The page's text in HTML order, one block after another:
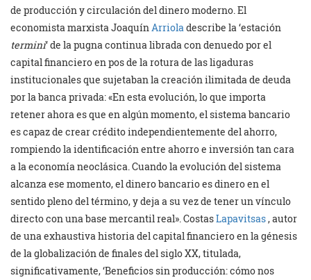
de producción y circulación del dinero moderno. El
economista marxista JoaquínArrioladescribe la ‘estación
termini‘ de la pugna continua librada con denuedo por el
capital financiero en pos de la rotura de las ligaduras
institucionales que sujetaban la creación ilimitada de deuda
por la banca privada: «En esta evolución, lo que importa
retener ahora es que en algún momento, el sistema bancario
es capaz de crear crédito independientemente del ahorro,
rompiendo la identificación entre ahorro e inversión tan cara
a la economía neoclásica. Cuando la evolución del sistema
alcanza ese momento, el dinero bancario es dinero en el
sentido pleno del término, y deja a su vez de tener un vínculo
directo con una base mercantil real». CostasLapavitsas, autor
de una exhaustiva historia del capital financiero en la génesis
de la globalización de finales del siglo XX, titulada,
significativamente, ‘Beneficios sin producción: cómo nos